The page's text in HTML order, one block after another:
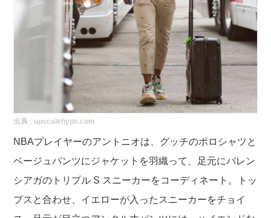
出典 : upscalehype.com
NBAプレイヤーのアントニオは、グッチのポロシャツと
ベージュパンツにジャケットを羽織って、足元にバレン
シアガのトリプル S スニーカーをコーディネート。トッ
プスと合わせ、イエローが入ったスニーカーをチョイ